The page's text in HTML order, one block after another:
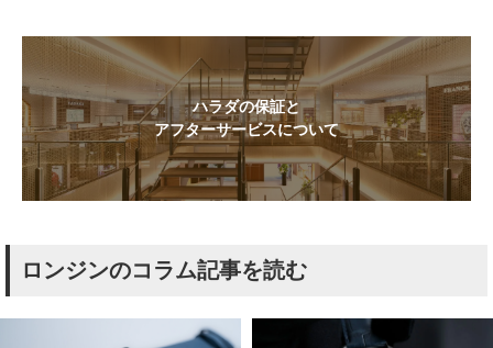
ハラダの保証と
アフターサービスについて
ロンジンのコラム記事を読む